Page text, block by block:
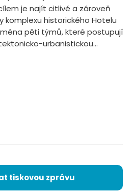
je najít citlivé a zároveň
komplexu historického Hotelu
pěti týmů, které postupují
urbanistickou...
tiskovou zprávu